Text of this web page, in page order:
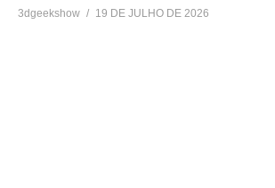
3dgeekshow 19 DE JULHO DE 2026